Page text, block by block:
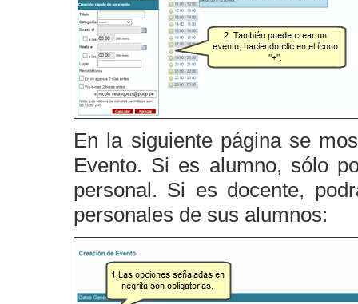
En la siguiente página se
Evento. Si es alumno, sólo
personal. Si es docente,
personales de sus alumnos: